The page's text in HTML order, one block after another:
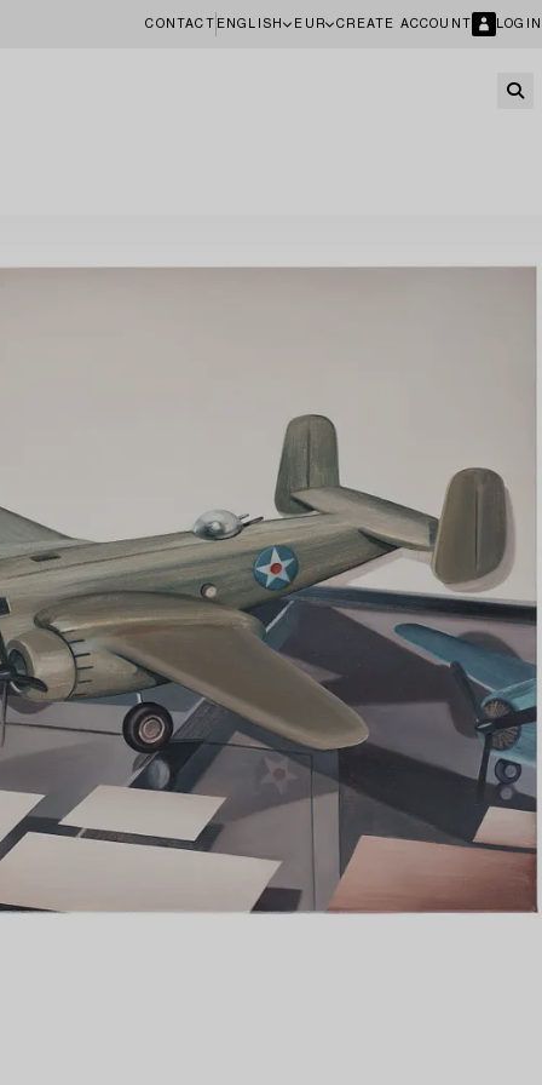
CONTACT ENGLISH EUR CREATE ACCOUNT LOGIN